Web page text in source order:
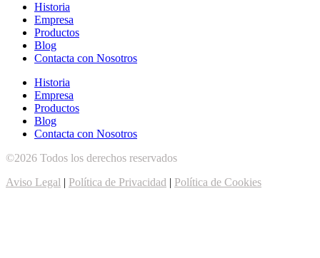
Historia
Empresa
Productos
Blog
Contacta con Nosotros
Historia
Empresa
Productos
Blog
Contacta con Nosotros
©2026 Todos los derechos reservados
Aviso Legal | Política de Privacidad | Política de Cookies